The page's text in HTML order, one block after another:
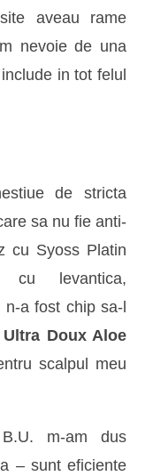
aveau rame
nevoie de una
in tot felul
de stricta
sa nu fie anti-
cu Syoss Platin
levantica,
a fost chip sa-l
Ultra Doux Aloe
scalpul meu
m-am dus
– sunt eficiente